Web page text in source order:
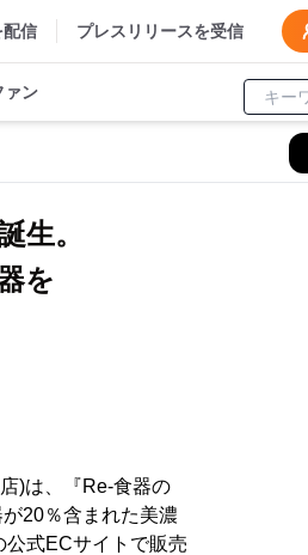
配信 プレスリリースを受信
ァン
生。
を
)は、『Re-食器の
20％含まれた美濃
式ECサイトで販売